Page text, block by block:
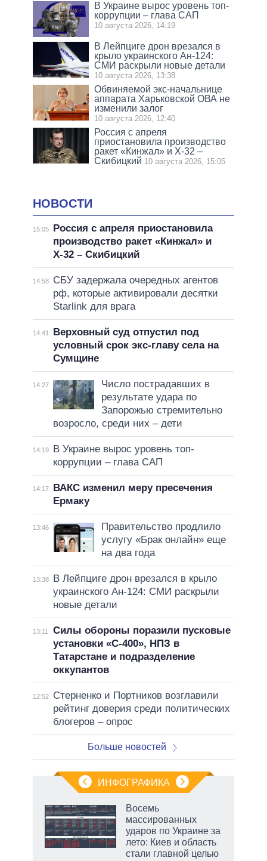
В Украине вырос уровень топ-
коррупции – глава САП
10 августа 2026, 14:19
В Лейпциге дрон врезался в
крыло украинского Ан-124:
СМИ раскрыли новые детали
10 августа 2026, 13:38
Обвиняемой экс-начальнице
аппарата Харьковской ОВА не
изменили залог
10 августа 2026, 12:40
Россия с апреля
приостановила производство
ракет «Кинжал» и Х-32 –
Скибицкий 10 августа 2026, 15:05
НОВОСТИ
15:05
Россия с апреля приостановила
производство ракет «Кинжал» и
Х-32 – Скибицкий
14:58
СБУ задержала очередных агентов
рф, которые активировали десятки
Starlink для врага
14:41
Верховный суд отпустил под
условный срок экс-главу села на
Сумщине
14:27
Число пострадавших в
результате удара по
Запорожью стремительно
возросло, среди них – дети
14:19
В Украине вырос уровень топ-
коррупции – глава САП
14:17
ВАКС изменил меру пресечения
Ермаку
13:46
Правительство продлило
услугу «Брак онлайн» еще
на два года
13:38
В Лейпциге дрон врезался в крыло
украинского Ан-124: СМИ раскрыли
новые детали
13:11
Силы обороны поразили пусковые
установки «С-400», НПЗ в
Татарстане и подразделение
оккупантов
12:52
Стерненко и Портников возглавили
рейтинг доверия среди политических
блогеров – опрос
Больше новостей
ИНФОГРАФИКА
Восемь
массированных
ударов по Украине за
лето: Киев и область
стали главной целью